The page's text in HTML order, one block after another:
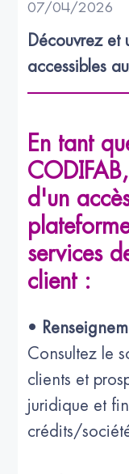
07/04/2026
Découvrez et
accessibles
En tant
d'un
services
client :
•
Consultez le
clients et
juridique et
crédits/